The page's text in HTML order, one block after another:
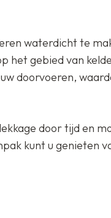
waterdicht te
het gebied van
doorvoeren,
door tijd en
kunt u genieten